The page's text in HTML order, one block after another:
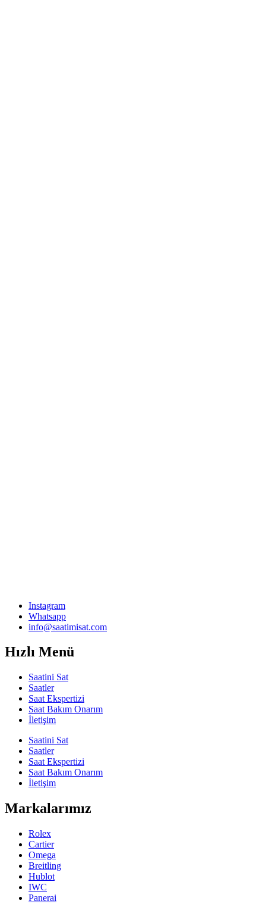
Instagram
Whatsapp
info@saatimisat.com
Hızlı Menü
Saatini Sat
Saatler
Saat Ekspertizi
Saat Bakım Onarım
İletişim
Saatini Sat
Saatler
Saat Ekspertizi
Saat Bakım Onarım
İletişim
Markalarımız
Rolex
Cartier
Omega
Breitling
Hublot
IWC
Panerai